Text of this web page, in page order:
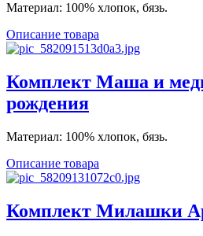
Материал: 100% хлопок, бязь.
Описание товара
Комплект Маша и
рождения
Материал: 100% хлопок, бязь.
Описание товара
Комплект Милашки